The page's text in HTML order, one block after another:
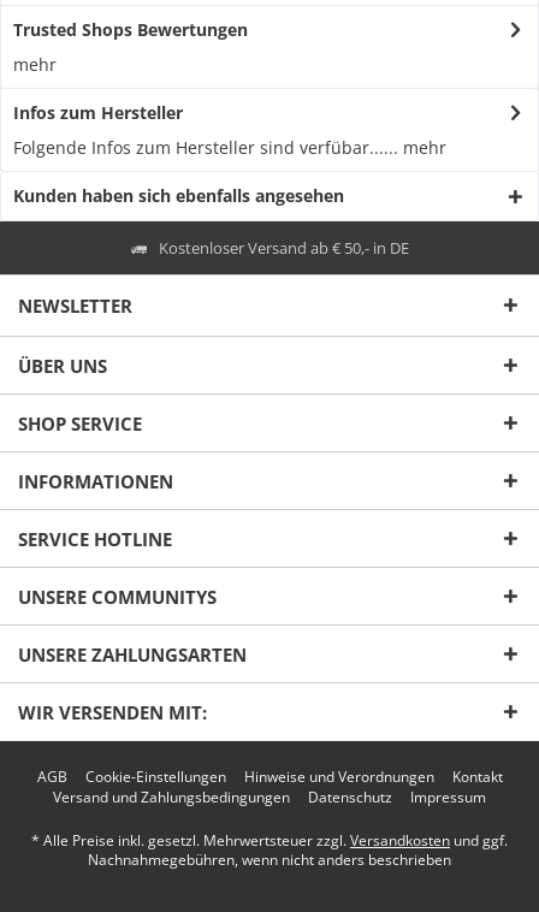
Trusted Shops Bewertungen
mehr
Infos zum Hersteller
Folgende Infos zum Hersteller sind verfübar...... mehr
Kunden haben sich ebenfalls angesehen
Kostenloser Versand ab € 50,- in DE
NEWSLETTER
ÜBER UNS
SHOP SERVICE
INFORMATIONEN
SERVICE HOTLINE
UNSERE COMMUNITYS
UNSERE ZAHLUNGSARTEN
WIR VERSENDEN MIT:
AGB Cookie-Einstellungen Hinweise und Verordnungen
Kontakt
Versand und Zahlungsbedingungen
Datenschutz Impressum
* Alle Preise inkl. gesetzl. Mehrwertsteuer zzgl.Versandkosten und ggf.
Nachnahmegebühren, wenn nicht anders beschrieben